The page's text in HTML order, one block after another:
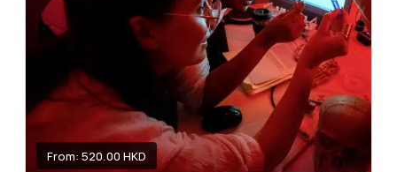
From: 520.00 HKD